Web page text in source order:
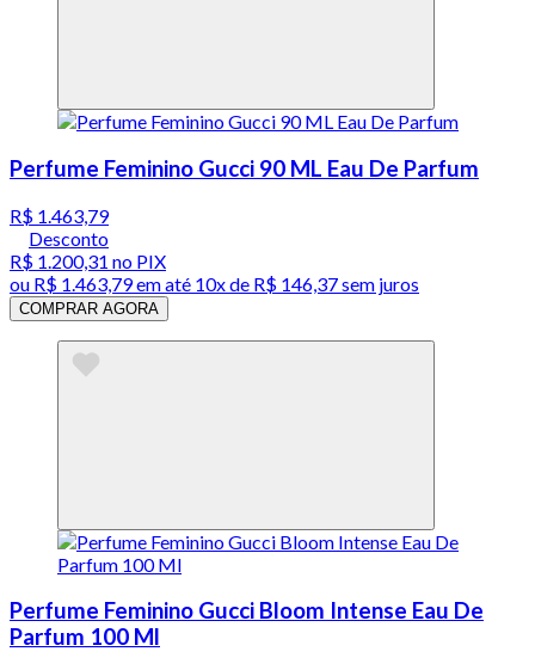
Perfume Feminino Gucci 90 ML Eau De Parfum
R$ 1.463,79
Desconto
R$ 1.200,31 no PIX
ou R$ 1.463,79em até 10x de R$ 146,37 sem juros
COMPRAR AGORA
Perfume Feminino Gucci Bloom Intense Eau De
Parfum 100 Ml